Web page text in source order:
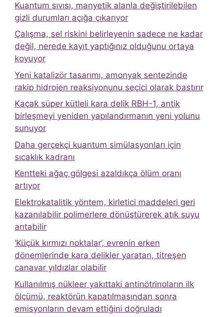
Kuantum sıvısı, manyetik alanla değiştirilebilen
gizli durumları açığa çıkarıyor
Çalışma, sel riskini belirleyenin sadece ne kadar
değil, nerede kayıt yaptığınız olduğunu ortaya
koyuyor
Yeni katalizör tasarımı, amonyak sentezinde
rakip hidrojen reaksiyonunu seçici olarak bastırır
Kaçak süper kütleli kara delik RBH-1, antik
birleşmeyi yeniden yapılandırmanın yeni yolunu
sunuyor
Daha gerçekçi kuantum simülasyonları için
sıcaklık kadranı
Kentteki ağaç gölgesi azaldıkça ölüm oranı
artıyor
Elektrokatalitik yöntem, kirletici maddeleri geri
kazanılabilir polimerlere dönüştürerek atık suyu
arıtabilir
‘Küçük kırmızı noktalar’, evrenin erken
dönemlerinde kara delikler yaratan, titreşen
canavar yıldızlar olabilir
Kullanılmış nükleer yakıttaki antinötrinoların ilk
ölçümü, reaktörün kapatılmasından sonra
emisyonların devam ettiğini doğruladı